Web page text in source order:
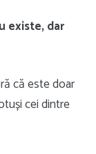
existe, dar
că este doar
cei dintre